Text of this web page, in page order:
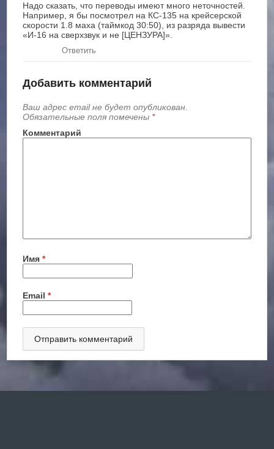
Надо сказать, что переводы имеют много неточностей.
Например, я бы посмотрел на КС-135 на крейсерской
скорости 1.8 маха (таймкод 30:50), из разряда вывести
«И-16 на сверхзвук и не [ЦЕНЗУРА]».
Ответить
Добавить комментарий
Ваш адрес email не будет опубликован.
Обязательные поля помечены *
Комментарий
Имя*
Email*